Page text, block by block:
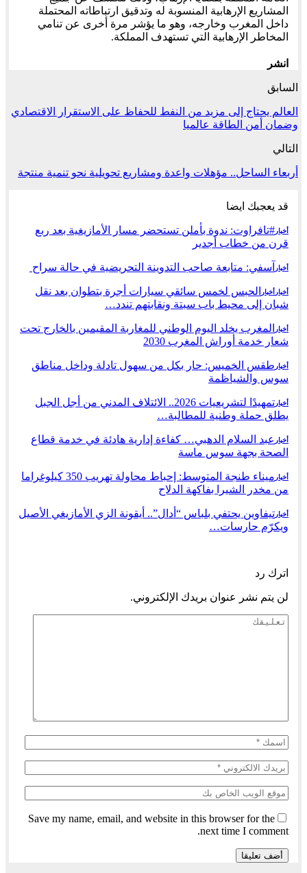
المشاريع الإرهابية المنسوبة له وتدقيق ارتباطاته المحتملة
داخل المغرب وخارجه، وهو ما يؤشر مرة أخرى عن تنامي
المخاطر الإرهابية التي تستهدف المملكة.
انشر
السابق
العالم يحتاج إلى مزيد من النفط للحفاظ على الاستقرار الاقتصادي
وضمان أمن الطاقة عالميا
التالي
أربعاء الساحل.. مؤهلات واعدة ومشاريع تحويلية نحو تنمية منتجة
قد يعجبك ايضا
أخبار #تافراوت: ندوة بأملن تستحضر مسار الأمازيغية بعد ربع
قرن من خطاب أجدير
أخبار آسفي: متابعة صاحب التدوينة التحريضية في حالة سراح
أخبار أخبار
الحبس لخمس سائقي سيارات أجرة بتطوان بعد نقل
شبان إلى محيط باب سبتة ونقابتهم تندد…
أخبار
المغرب يخلد اليوم الوطني للمغاربة المقيمين بالخارج تحت
شعار خدمة أوراش المغرب 2030
أخبار طقس الخميس: ﺣﺎﺭ بكل من سهول تادلة وداخل مناطق
سوس والشياظمة
أخبار
تمهيدًا لتشريعيات 2026.. الائتلاف المدني من أجل الجبل
يطلق حملة وطنية للمطالبة…
أخبار عبد السلام الدهبي… كفاءة إدارية هادئة في خدمة قطاع
الصحة بجهة سوس ماسة
أخبار
ميناء طنجة المتوسط: إحباط محاولة تهريب 350 كيلوغراما
من مخدر الشيرا بفاكهة الدلاح
أخبار تيفاوين يحتفي بلباس “أدال”.. أيقونة الزي الأمازيغي الأصيل
ويكرّم حارسات…
اترك رد
لن يتم نشر عنوان بريدك الإلكتروني.
Save my name, email, and website in this browser for the
next time I comment.